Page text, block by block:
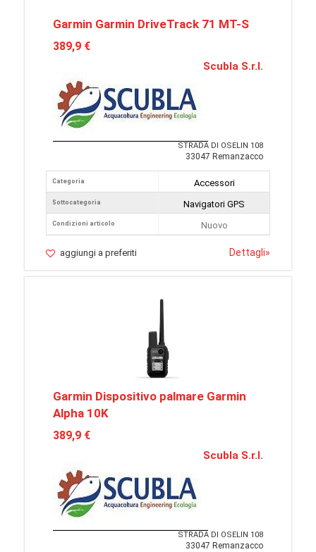
Garmin Garmin DriveTrack 71 MT-S
389,9 €
Scubla S.r.l.
STRADA DI OSELIN 108
33047 Remanzacco
Categoria
Sottocategoria
Condizioni articolo
Accessori
Navigatori GPS
Nuovo
aggiungi a preferiti Dettagli»
Garmin Dispositivo palmare Garmin
Alpha 10K
389,9 €
Scubla S.r.l.
STRADA DI OSELIN 108
33047 Remanzacco